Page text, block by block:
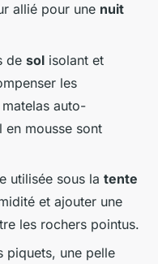
allié pour une nuit
de sol isolant et
les
matelas auto-
mousse sont
utilisée sous la tente
et ajouter une
les rochers pointus.
piquets, une pelle